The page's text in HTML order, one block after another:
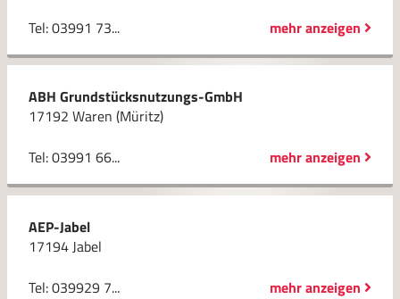
Tel: 03991 73...
mehr anzeigen
ABH Grundstücksnutzungs-GmbH
17192 Waren (Müritz)
Tel: 03991 66...
mehr anzeigen
AEP-Jabel
17194 Jabel
Tel: 039929 7...
mehr anzeigen